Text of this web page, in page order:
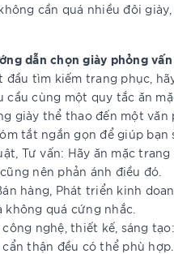
cần quá nhiều đôi
dẫn chọn giày phỏng
đầu tìm kiếm trang phục,
cầu cùng một quy tắc ăn
giày thể thao đến một văn
tắt ngắn gọn để giúp bạn
Tư vấn: Hãy ăn mặc
nên phản ánh điều đó.
hàng, Phát triển kinh
quá cứng nhắc.
công nghệ, thiết kế, sáng
thận đều có thể phù